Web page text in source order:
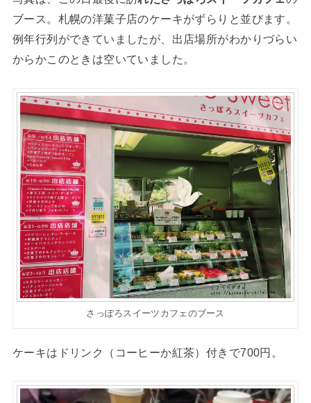
ブース。札幌の洋菓子店のケーキがずらりと並びます。
例年行列ができていましたが、出店場所がわかりづらい
からかこのときは空いていました。
さっぽろスイーツカフェのブース
ケーキはドリンク（コーヒーか紅茶）付きで700円。